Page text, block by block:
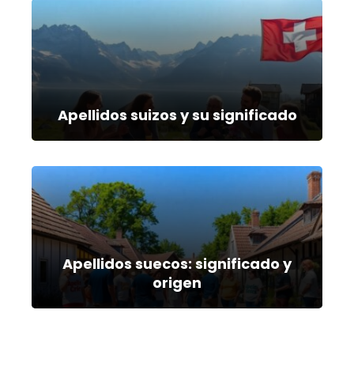
Apellidos suizos y su significado
Apellidos suecos: significado y
origen